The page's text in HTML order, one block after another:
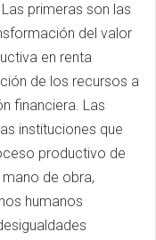
primeras son las
del valor
en renta
de los recursos a
financiera. Las
instituciones que
productivo de
de obra,
humanos